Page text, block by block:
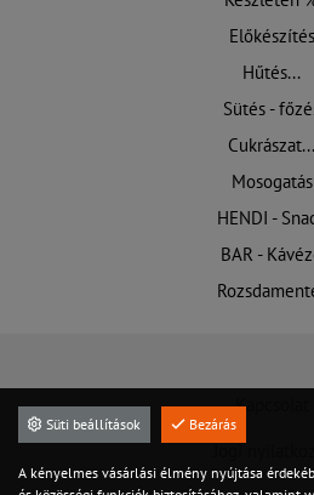
Előkészítés
Hűtés...
Sütés -
Cukrászat...
Mosogatás
HENDI -
BAR -
Kapcsolat
Süti beállítások Bezárás
A kényelmes vásárlási élmény nyújtása